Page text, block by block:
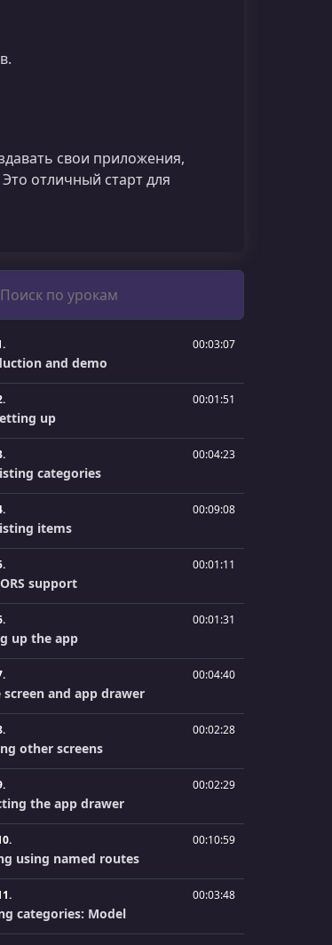
свои приложения,
отличный старт для
00:03:07
and demo
00:01:51
up
00:04:23
categories
00:09:08
items
00:01:11
support
00:01:31
up the app
00:04:40
screen and app drawer
00:02:28
other screens
00:02:29
the app drawer
00:10:59
using named routes
00:03:48
categories: Model